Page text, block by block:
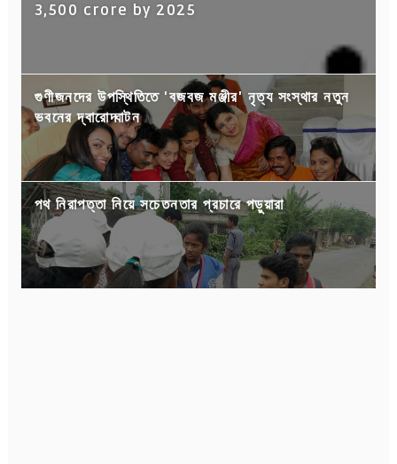
3,500 crore by 2025
গুণীজনদের উপস্থিতিতে 'বজবজ মঞ্জীর' নৃত্য সংস্থার নতুন
ভবনের দ্বারোদ্ঘাটন
পথ নিরাপত্তা নিয়ে সচেতনতার প্রচারে পড়ুয়ারা